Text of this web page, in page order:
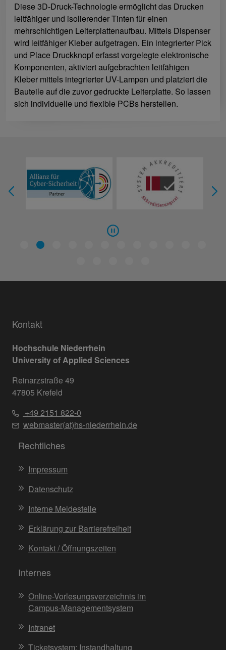
Diese 3D-Druck-Technologie ermöglicht das Drucken
leitfähiger und isolierender Tinten für einen
mehrschichtigen Leiterplattenaufbau. Mittels Dispenser
wird leitfähiger Kleber aufgetragen. Ein integrierter Pick
und Place Druckknopf erfasst vorgelegte elektronische
Komponenten, aktiviert aufgebrachten leitfähigen
Kleber mittels integrierter UV-Lampen und platziert die
Bauteile auf die zuvor gedruckte Leiterplatte. So lassen
sich individuelle und flexible PCBs herstellen.
Kontakt
Hochschule Niederrhein
University of Applied Sciences
Reinarzstraße 49
47805 Krefeld
+49 2151 822-0
webmaster(at)hs-niederrhein.de
Rechtliches
Impressum
Datenschutz
Interne Meldestelle
Erklärung zur Barrierefreiheit
Kontakt / Öffnungszeiten
Internes
Online-Vorlesungsverzeichnis im
Campus-Managementsystem
Intranet
Ticketsystem: Instandhaltung